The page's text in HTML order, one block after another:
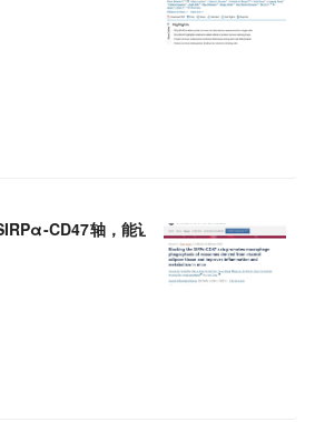
CD47轴，能让巨噬细胞清理脂肪外